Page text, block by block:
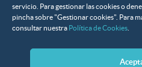
servicio. Para gestionar las cookies o
pincha sobre "Gestionar cookies". Para
consultar nuestra Política de Cookies